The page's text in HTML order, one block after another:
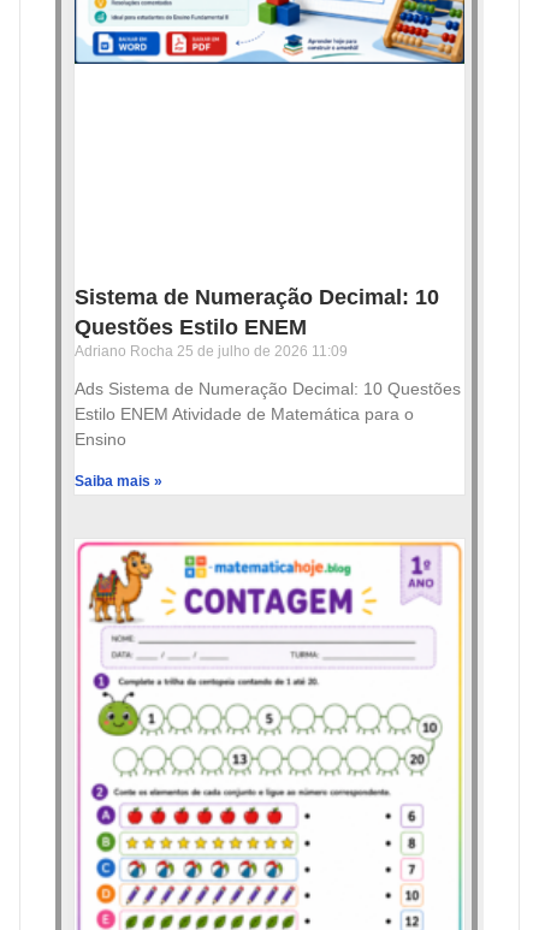
Sistema de Numeração Decimal: 10
Questões Estilo ENEM
Adriano Rocha 25 de julho de 2026 11:09
Ads Sistema de Numeração Decimal: 10 Questões
Estilo ENEM Atividade de Matemática para o
Ensino
Saiba mais »